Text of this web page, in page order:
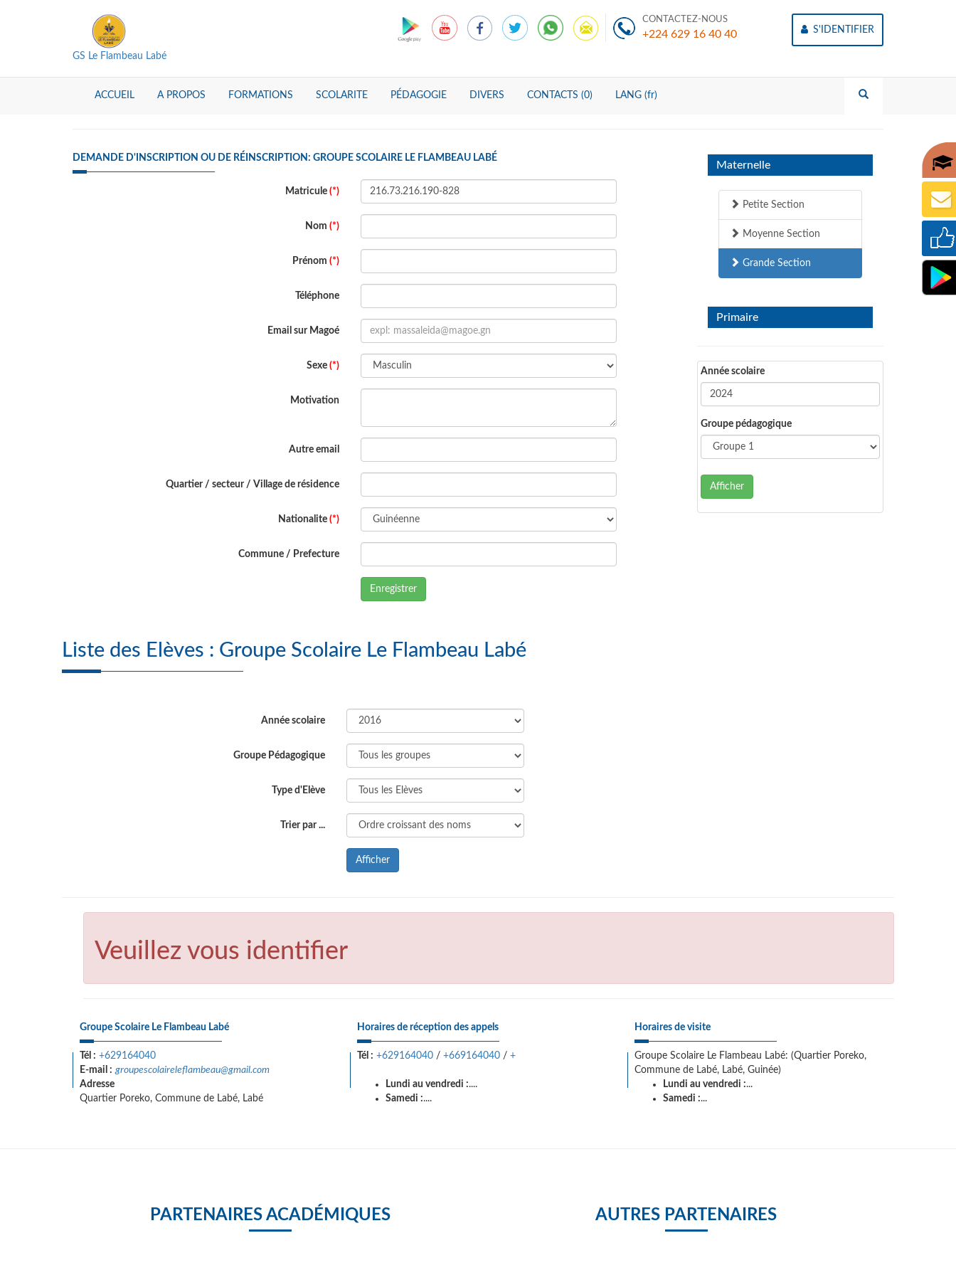
GS Le Flambeau Labé
CONTACTEZ-NOUS
+224 629 16 40 40 S'IDENTIFIER
ACCUEIL A PROPOS FORMATIONS SCOLARITE PÉDAGOGIE DIVERS CONTACTS (0) LANG (fr)
DEMANDE D'INSCRIPTION OU DE RÉINSCRIPTION: GROUPE SCOLAIRE LE FLAMBEAU LABÉ
Matricule (*)
Nom (*)
Prénom (*)
Téléphone
Email sur Magoé
Sexe (*)
Motivation
Autre email
Quartier / secteur / Village de résidence
Nationalite (*)
Commune / Prefecture
Enregistrer
Maternelle
Petite Section
Moyenne Section
Grande Section
Primaire
Année scolaire
Groupe pédagogique
Afficher
Liste des Elèves : Groupe Scolaire Le Flambeau Labé
Année scolaire
Groupe Pédagogique
Type d'Elève
Trier par ...
Afficher
Veuillez vous identifier
Groupe Scolaire Le Flambeau Labé
Tél : +629164040
E-mail : groupescolaireleflambeau@gmail.com
Adresse
Quartier Poreko, Commune de Labé, Labé
Horaires de réception des appels
Tél : +629164040 / +669164040 / +
Lundi au vendredi :....
Samedi :....
Horaires de visite
Groupe Scolaire Le Flambeau Labé: (Quartier Poreko,
Commune de Labé, Labé, Guinée)
Lundi au vendredi :...
Samedi :...
PARTENAIRES ACADÉMIQUES AUTRES PARTENAIRES